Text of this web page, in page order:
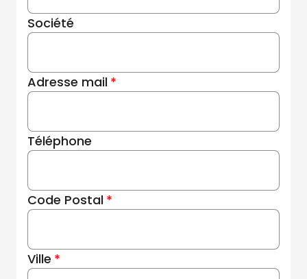
Société
Adresse mail
Téléphone
Code Postal
Ville